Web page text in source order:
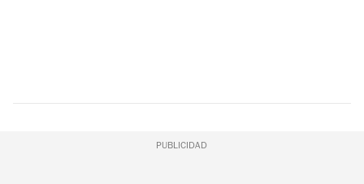
PUBLICIDAD